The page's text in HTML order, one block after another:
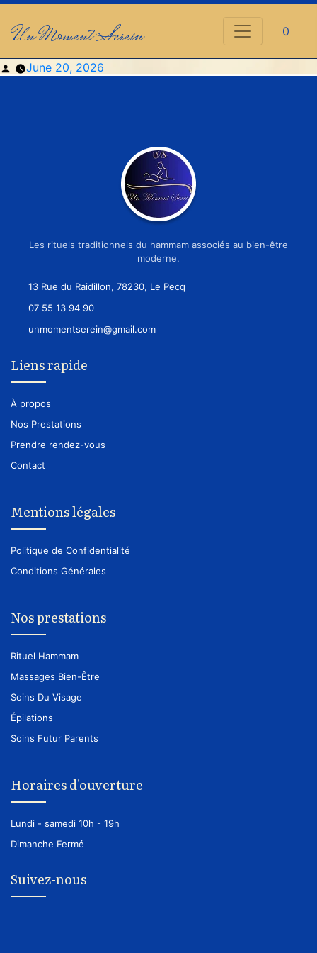
Un Moment Serein 0
Posted
June 20, 2026
Les rituels traditionnels du hammam associés au bien-être
moderne.
13 Rue du Raidillon, 78230, Le Pecq
07 55 13 94 90
unmomentserein@gmail.com
Liens rapide
À propos
Nos Prestations
Prendre rendez-vous
Contact
Mentions légales
Politique de Confidentialité
Conditions Générales
Nos prestations
Rituel Hammam
Massages Bien-Être
Soins Du Visage
Épilations
Soins Futur Parents
Horaires d'ouverture
Lundi - samedi 10h - 19h
Dimanche Fermé
Suivez-nous